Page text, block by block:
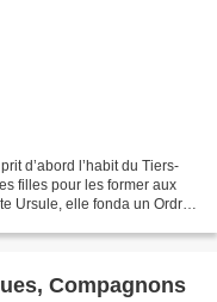
d’abord l’habit du Tiers-
filles pour les former aux
Ursule, elle fonda un Ordre
Compagnons